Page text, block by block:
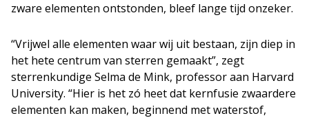
zware elementen ontstonden, bleef lange tijd onzeker.
“Vrijwel alle elementen waar wij uit bestaan, zijn diep in
het hete centrum van sterren gemaakt”, zegt
sterrenkundige Selma de Mink, professor aan Harvard
University. “Hier is het zó heet dat kernfusie zwaardere
elementen kan maken, beginnend met waterstof,